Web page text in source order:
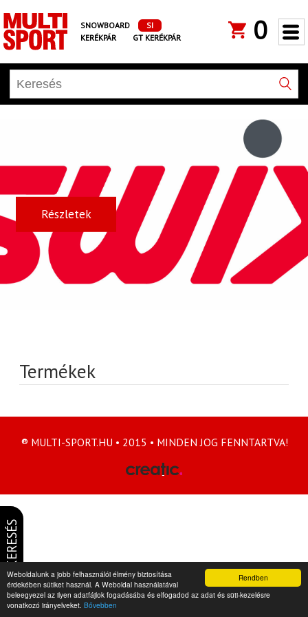
Rendben
Weboldalunk a jobb felhasználói élmény biztosítása
érdekében sütiket használ. A Weboldal használatával
beleegyezel az ilyen adatfájlok fogadásába és elfogadod az adat és süti-kezelésre
vonatkozó irányelveket. Bővebben
SNOWBOARD
SI
KERÉKPÁR
GT KERÉKPÁR 0
Részletek
KERESÉS
Termékek
® MULTI-SPORT.HU • 2015 • MINDEN JOG FENNTARTVA!